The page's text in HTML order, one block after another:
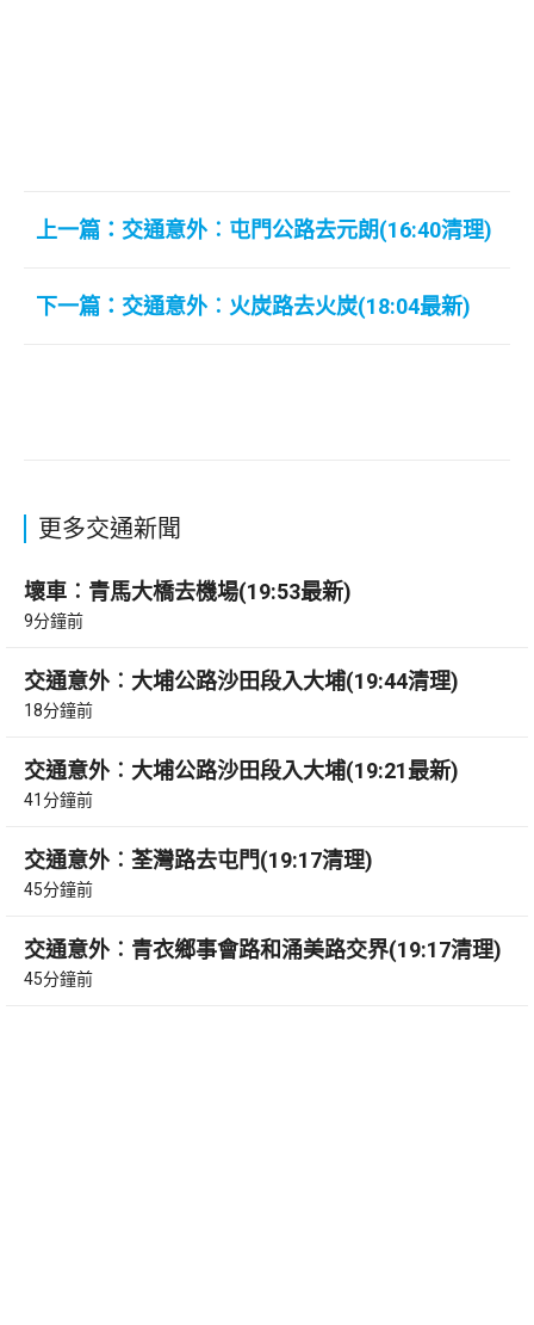
上一篇：交通意外︰屯門公路去元朗(16:40清理)
下一篇：交通意外︰火炭路去火炭(18:04最新)
更多交通新聞
壞車︰青馬大橋去機場(19:53最新)
9分鐘前
交通意外︰大埔公路沙田段入大埔(19:44清理)
18分鐘前
交通意外︰大埔公路沙田段入大埔(19:21最新)
41分鐘前
交通意外︰荃灣路去屯門(19:17清理)
45分鐘前
交通意外︰青衣鄉事會路和涌美路交界(19:17清理)
45分鐘前